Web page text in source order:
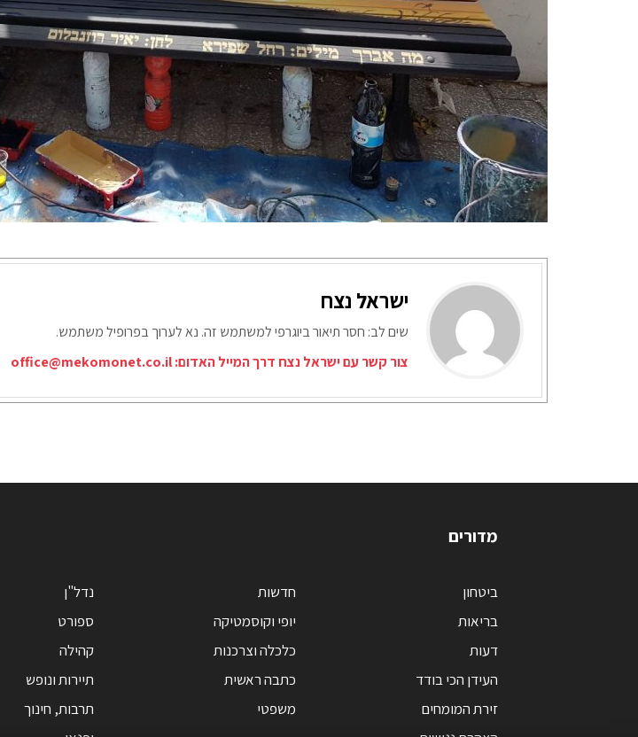
ישראל נצח
שים לב: חסר תיאור ביוגרפי למשתמש זה. נא לערוך בפרופיל משתמש.
צור קשר עם ישראל נצח דרך המייל האדום:office@mekomonet.co.il
מדורים
ביטחון
בריאות
דעות
העידן הכי בודד
זירת המומחים
חדשות
יופי וקוסמטיקה
כלכלה וצרכנות
כתבה ראשית
משפטי
נדל"ן
ספורט
קהילה
תיירות ונופש
תרבות, חינוך